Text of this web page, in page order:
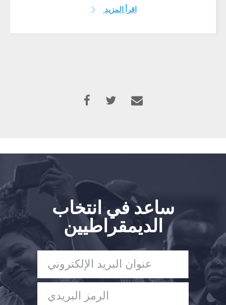
الصفحة الرئيسية
Shop
Take Back the Courts
العمل معنا
الصحافة
اقرأ المزيد
ساعد في انتخاب
الديمقراطيين